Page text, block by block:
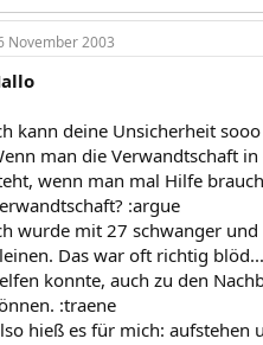
November 2003
kann deine Unsicherheit
man die Verwandtschaft
wenn man mal Hilfe
:argue
wurde mit 27 schwanger
Das war oft richtig
konnte, auch zu den
:traene
hieß es für mich: aufstehen